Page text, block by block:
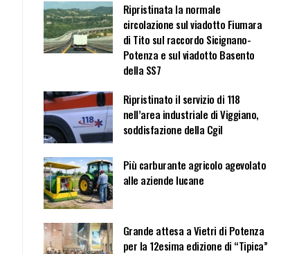
Ripristinata la normale
circolazione sul viadotto Fiumara
di Tito sul raccordo Sicignano-
Potenza e sul viadotto Basento
della SS7
Ripristinato il servizio di 118
nell’area industriale di Viggiano,
soddisfazione della Cgil
Più carburante agricolo agevolato
alle aziende lucane
Grande attesa a Vietri di Potenza
per la 12esima edizione di “Tipica”